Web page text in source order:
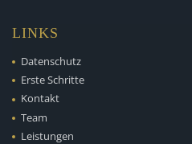
LINKS
Datenschutz
Erste Schritte
Kontakt
Team
Leistungen